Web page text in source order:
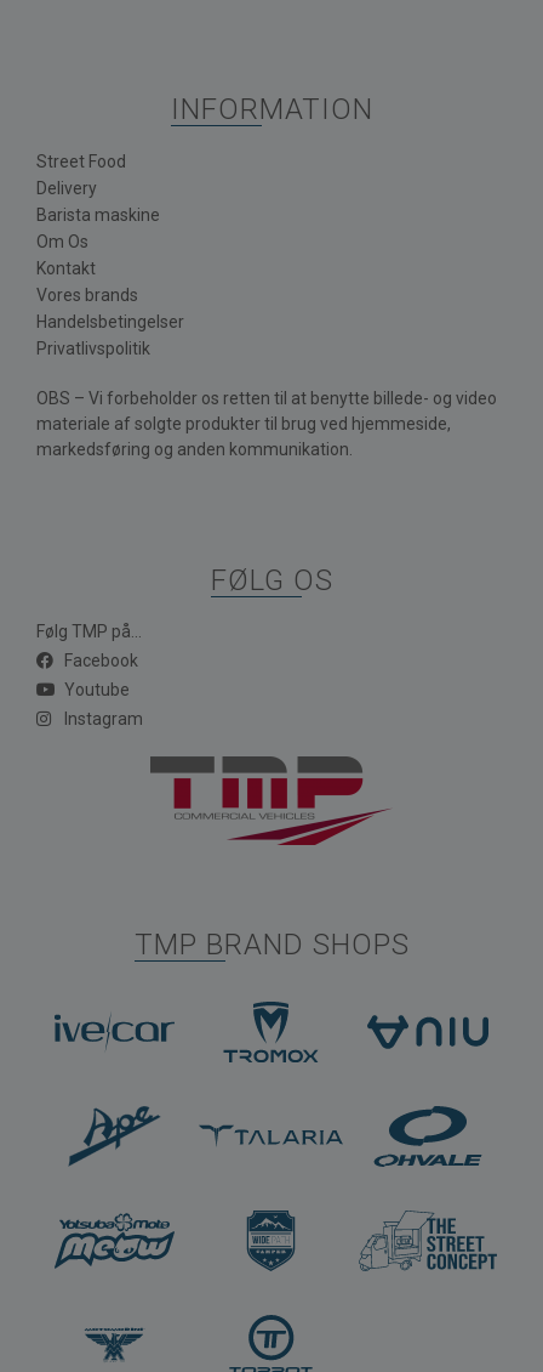
INFORMATION
Street Food
Delivery
Barista maskine
Om Os
Kontakt
Vores brands
Handelsbetingelser
Privatlivspolitik
OBS – Vi forbeholder os retten til at benytte billede- og video
materiale af solgte produkter til brug ved hjemmeside,
markedsføring og anden kommunikation.
FØLG OS
Følg TMP på...
Facebook
Youtube
Instagram
TMP BRAND SHOPS